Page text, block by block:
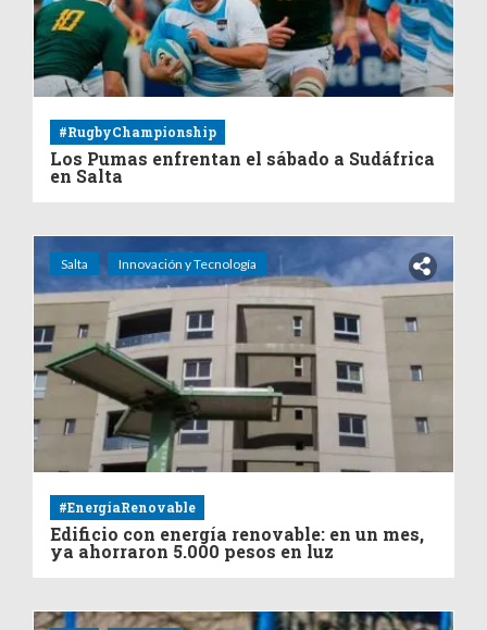
#RugbyChampionship
Los Pumas enfrentan el sábado a Sudáfrica
en Salta
Salta Innovación y Tecnología
#EnergíaRenovable
Edificio con energía renovable: en un mes,
ya ahorraron 5.000 pesos en luz